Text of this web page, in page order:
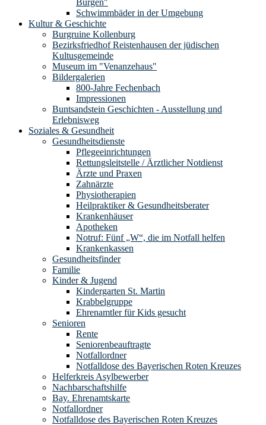
Burgen"
Schwimmbäder in der Umgebung
Kultur & Geschichte
Burgruine Kollenburg
Bezirksfriedhof Reistenhausen der jüdischen
Kultusgemeinde
Museum im "Venanzehaus"
Bildergalerien
800-Jahre Fechenbach
Impressionen
Buntsandstein Geschichten - Ausstellung und
Erlebnisweg
Soziales & Gesundheit
Gesundheitsdienste
Pflegeeinrichtungen
Rettungsleitstelle / Ärztlicher Notdienst
Ärzte und Praxen
Zahnärzte
Physiotherapien
Heilpraktiker & Gesundheitsberater
Krankenhäuser
Apotheken
Notruf: Fünf „W“, die im Notfall helfen
Krankenkassen
Gesundheitsfinder
Familie
Kinder & Jugend
Kindergarten St. Martin
Krabbelgruppe
Ehrenamtler für Kids gesucht
Senioren
Rente
Seniorenbeauftragte
Notfallordner
Notfalldose des Bayerischen Roten Kreuzes
Helferkreis Asylbewerber
Nachbarschaftshilfe
Bay. Ehrenamtskarte
Notfallordner
Notfalldose des Bayerischen Roten Kreuzes